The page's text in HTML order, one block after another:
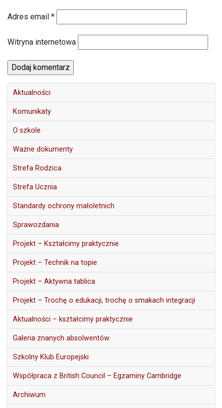
Adres email *
Witryna internetowa
Aktualności
Komunikaty
O szkole
Ważne dokumenty
Strefa Rodzica
Strefa Ucznia
Standardy ochrony małoletnich
Sprawozdania
Projekt – Kształcimy praktycznie
Projekt – Technik na topie
Projekt – Aktywna tablica
Projekt – Trochę o edukacji, trochę o smakach integracji
Aktualności – kształcimy praktycznie
Galeria znanych absolwentów
Szkolny Klub Europejski
Współpraca z British Council – Egzaminy Cambridge
Archiwum